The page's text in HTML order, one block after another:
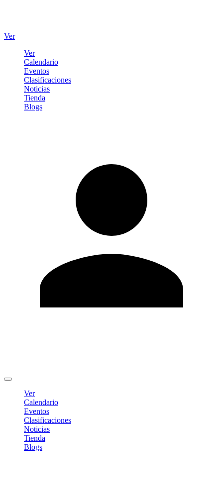
Ver
Ver
Calendario
Eventos
Clasificaciones
Noticias
Tienda
Blogs
Ver
Calendario
Eventos
Clasificaciones
Noticias
Tienda
Blogs